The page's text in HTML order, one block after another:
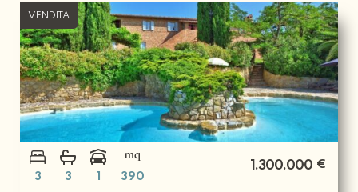
VENDITA
3 3 390
1.300.000 €